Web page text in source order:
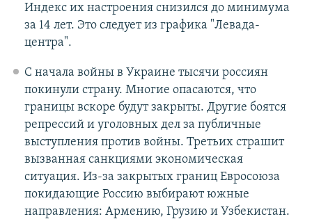
Индекс их настроения снизился до минимума
за 14 лет. Это следует из графика "Левада-
центра".
С начала войны в Украине тысячи россиян
покинули страну. Многие опасаются, что
границы вскоре будут закрыты. Другие боятся
репрессий и уголовных дел за публичные
выступления против войны. Третьих страшит
вызванная санкциями экономическая
ситуация. Из-за закрытых границ Евросоюза
покидающие Россию выбирают южные
направления: Армению, Грузию и Узбекистан.